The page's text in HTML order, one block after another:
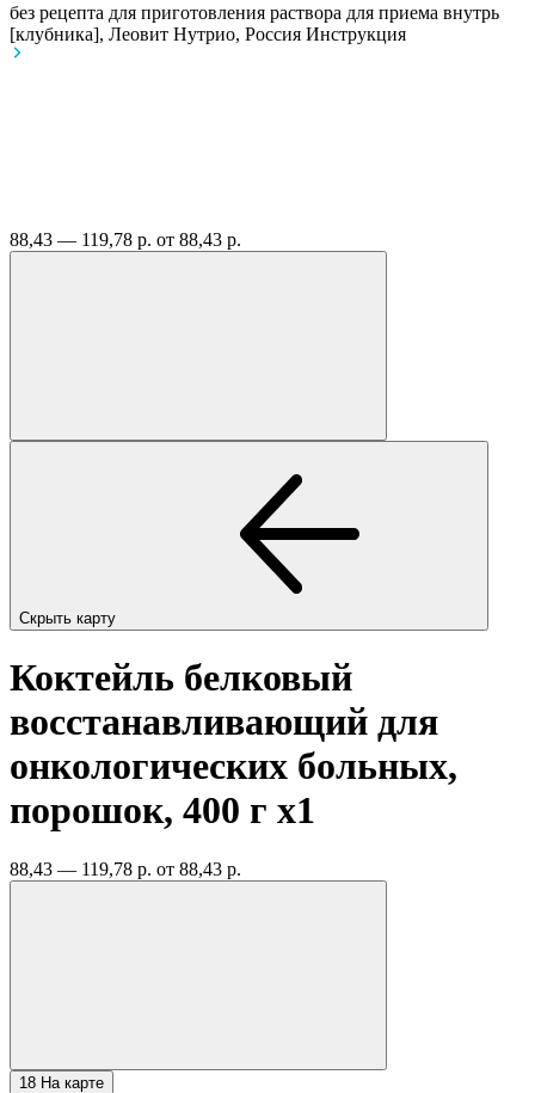
без рецепта для приготовления раствора для приема внутрь
[клубника], Леовит Нутрио, Россия Инструкция
88,43 — 119,78 р. от 88,43 р.
Скрыть карту
Коктейль белковый
восстанавливающий для
онкологических больных,
порошок, 400 г x1
88,43 — 119,78 р. от 88,43 р.
18 На карте